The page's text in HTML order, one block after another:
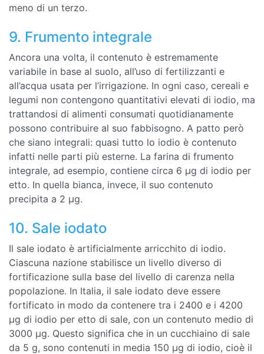
meno di un terzo.
9. Frumento integrale
Ancora una volta, il contenuto è estremamente
variabile in base al suolo, all’uso di fertilizzanti e
all’acqua usata per l’irrigazione. In ogni caso, cereali e
legumi non contengono quantitativi elevati di iodio, ma
trattandosi di alimenti consumati quotidianamente
possono contribuire al suo fabbisogno. A patto però
che siano integrali: quasi tutto lo iodio è contenuto
infatti nelle parti più esterne. La farina di frumento
integrale, ad esempio, contiene circa 6 µg di iodio per
etto. In quella bianca, invece, il suo contenuto
precipita a 2 µg.
10. Sale iodato
Il sale iodato è artificialmente arricchito di iodio.
Ciascuna nazione stabilisce un livello diverso di
fortificazione sulla base del livello di carenza nella
popolazione. In Italia, il sale iodato deve essere
fortificato in modo da contenere tra i 2400 e i 4200
µg di iodio per etto di sale, con un contenuto medio di
3000 µg. Questo significa che in un cucchiaino di sale
da 5 g, sono contenuti in media 150 µg di iodio, cioè il